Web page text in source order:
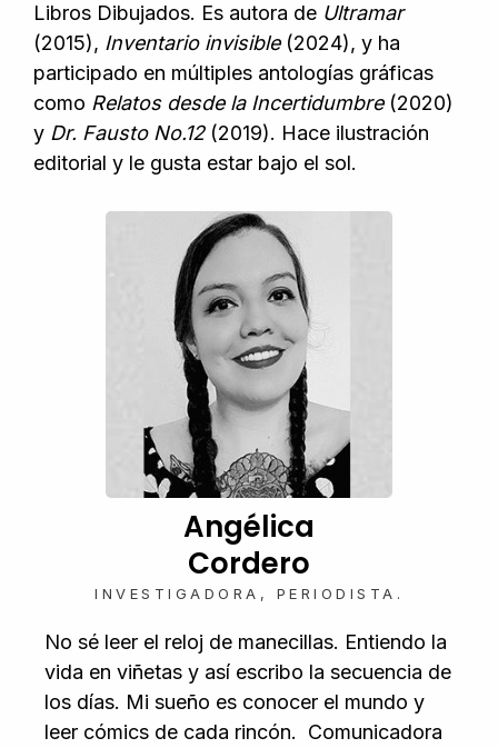
Libros Dibujados. Es autora de Ultramar
(2015), Inventario invisible(2024), y ha
participado en múltiples antologías gráficas
como Relatos desde la Incertidumbre(2020)
y Dr. Fausto No.12(2019). Hace ilustración
editorial y le gusta estar bajo el sol.
Angélica
Cordero
INVESTIGADORA, PERIODISTA.
No sé leer el reloj de manecillas. Entiendo la
vida en viñetas y así escribo la secuencia de
los días. Mi sueño es conocer el mundo y
leer cómics de cada rincón. Comunicadora